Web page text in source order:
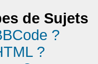
de Sujets
?
?